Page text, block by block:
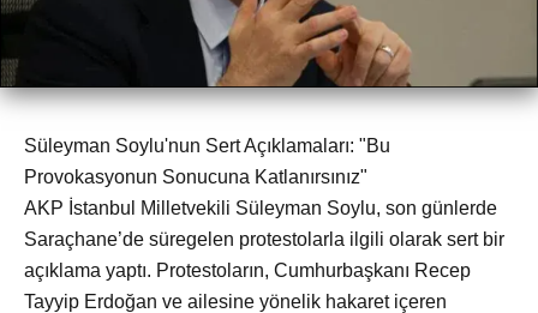
Süleyman Soylu'nun Sert Açıklamaları: "Bu
Provokasyonun Sonucuna Katlanırsınız"
AKP İstanbul Milletvekili Süleyman Soylu, son günlerde
Saraçhane’de süregelen protestolarla ilgili olarak sert bir
açıklama yaptı. Protestoların, Cumhurbaşkanı Recep
Tayyip Erdoğan ve ailesine yönelik hakaret içeren